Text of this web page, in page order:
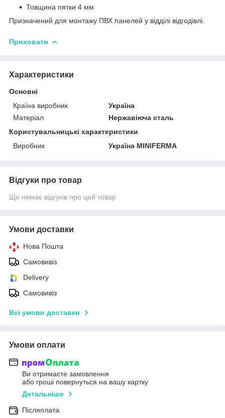
Товщина пятки 4 мм
Призначений для монтажу ПВХ панелей у відділі відгодівлі.
Приховати
Характеристики
Основні
Країна виробник
Україна
Матеріал
Нержавіюча сталь
Користувальницькі характеристики
Виробник
Україна MINIFERMA
Відгуки про товар
Ще немає відгуків про цей товар
Умови доставки
Нова Пошта
Самовивіз
Delivery
Самовивіз
Всі умови доставки
Умови оплати
Ви отримаєте замовлення
або гроші повернуться на вашу картку
Детальніше
Післяплата